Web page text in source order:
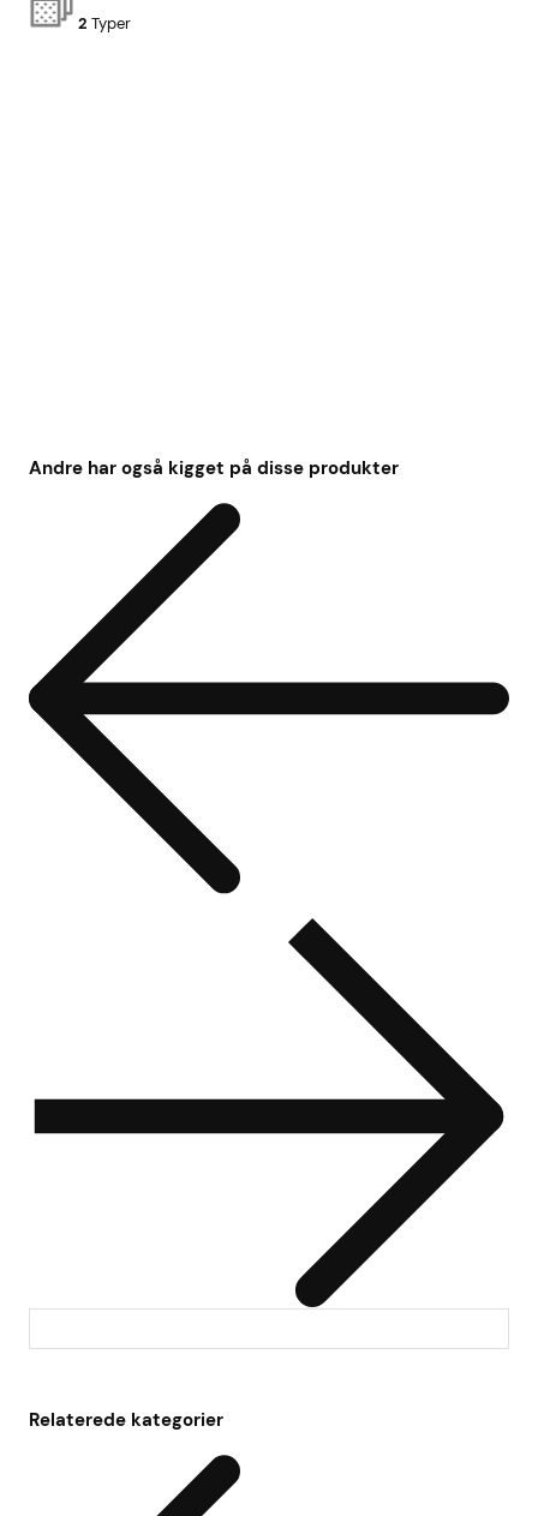
2 Typer
Andre har også kigget på disse produkter
Relaterede kategorier